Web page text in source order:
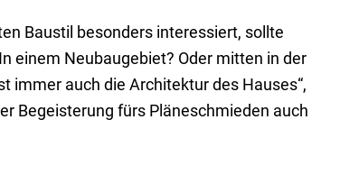
Baustil besonders interessiert, sollte
einem Neubaugebiet? Oder mitten in der
immer auch die Architektur des Hauses“,
Begeisterung fürs Pläneschmieden auch